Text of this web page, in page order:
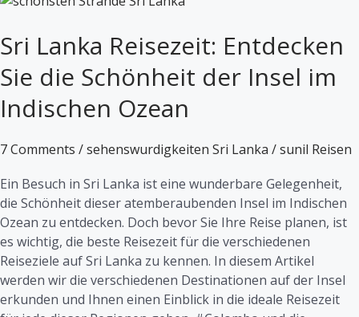
Sri Lanka Reisezeit: Entdecken
Sie die Schönheit der Insel im
Indischen Ozean
7 Comments /sehenswurdigkeiten Sri Lanka /sunil Reisen
Ein Besuch in Sri Lanka ist eine wunderbare Gelegenheit,
die Schönheit dieser atemberaubenden Insel im Indischen
Ozean zu entdecken. Doch bevor Sie Ihre Reise planen, ist
es wichtig, die beste Reisezeit für die verschiedenen
Reiseziele auf Sri Lanka zu kennen. In diesem Artikel
werden wir die verschiedenen Destinationen auf der Insel
erkunden und Ihnen einen Einblick in die ideale Reisezeit
Reisezeit:
Entdecken
Sie
die
Schönheit
Insel
Indischen
Ozean